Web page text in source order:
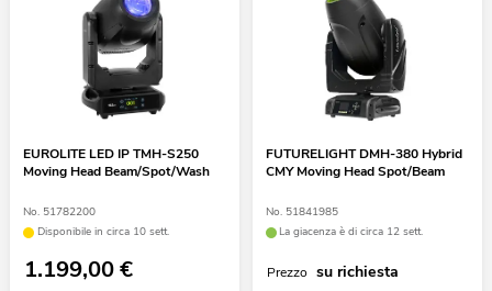
EUROLITE LED IP TMH-S250
Moving Head Beam/Spot/Wash
No. 51782200
Disponibile in circa 10 sett.
1.199,00€
FUTURELIGHT DMH-380 Hybrid
CMY Moving Head Spot/Beam
No. 51841985
La giacenza è di circa 12 sett.
Prezzo su richiesta